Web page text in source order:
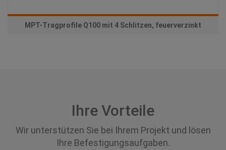
MPT-Tragprofile Q100 mit 4 Schlitzen, feuerverzinkt
Ihre Vorteile
Wir unterstützen Sie bei Ihrem Projekt und lösen
Ihre Befestigungsaufgaben.